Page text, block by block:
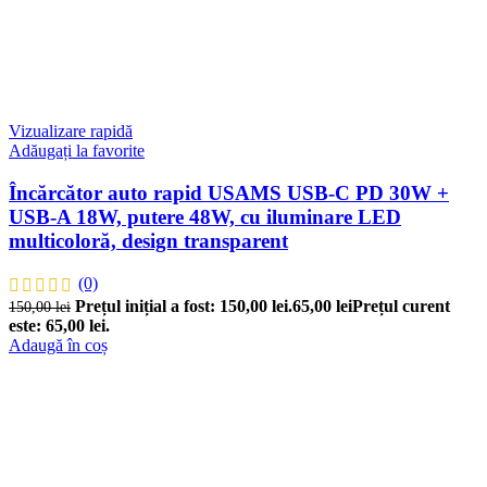
Vizualizare rapidă
Adăugați la favorite
Încărcător auto rapid USAMS USB-C PD 30W +
USB-A 18W, putere 48W, cu iluminare LED
multicoloră, design transparent
(0)
150,00lei Prețul inițial a fost: 150,00 lei.65,00 leiPrețul curent
este: 65,00 lei.
Adaugă în coș